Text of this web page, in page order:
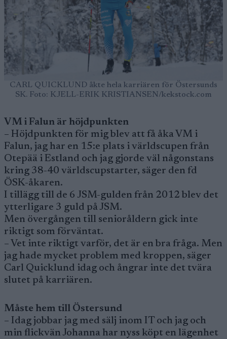
CARL QUICKLUND åkte hela karriären för Östersunds
SK. Foto: KJELL-ERIK KRISTIANSEN/kekstock.com
VM i Falun är höjdpunkten
– Höjdpunkten för mig blev att få åka VM i
Falun, jag har en 15:e plats i världscupen från
Otepää i Estland och jag gjorde väl någonstans
kring 38-40 världscupstarter, säger den fd
ÖSK-åkaren.
I tillägg till de 6 JSM-gulden från 2012 blev det
ytterligare 3 guld på JSM.
Men övergången till senioråldern gick inte
riktigt som förväntat.
– Vet inte riktigt varför, det är en bra fråga. Men
jag hade mycket problem med kroppen, säger
Carl Quicklund idag och ångrar inte det tvära
slutet på karriären.
Måste hem till Östersund
– Idag jobbar jag med sälj inom IT och jag och
min flickvän Johanna har nyss köpt en lägenhet